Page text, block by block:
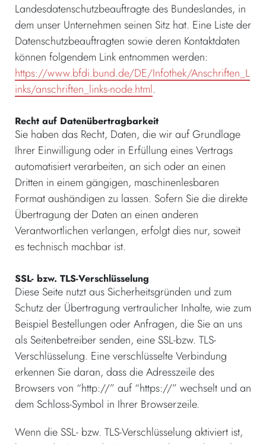
Landesdatenschutzbeauftragte des Bundeslandes, in
dem unser Unternehmen seinen Sitz hat. Eine Liste der
Datenschutzbeauftragten sowie deren Kontaktdaten
können folgendem Link entnommen werden:
https://www.bfdi.bund.de/DE/Infothek/Anschriften_L
inks/anschriften_links-node.html.
Recht auf Datenübertragbarkeit
Sie haben das Recht, Daten, die wir auf Grundlage
Ihrer Einwilligung oder in Erfüllung eines Vertrags
automatisiert verarbeiten, an sich oder an einen
Dritten in einem gängigen, maschinenlesbaren
Format aushändigen zu lassen. Sofern Sie die direkte
Übertragung der Daten an einen anderen
Verantwortlichen verlangen, erfolgt dies nur, soweit
es technisch machbar ist.
SSL- bzw. TLS-Verschlüsselung
Diese Seite nutzt aus Sicherheitsgründen und zum
Schutz der Übertragung vertraulicher Inhalte, wie zum
Beispiel Bestellungen oder Anfragen, die Sie an uns
als Seitenbetreiber senden, eine SSL-bzw. TLS-
Verschlüsselung. Eine verschlüsselte Verbindung
erkennen Sie daran, dass die Adresszeile des
Browsers von “http://” auf “https://” wechselt und an
dem Schloss-Symbol in Ihrer Browserzeile.
Wenn die SSL- bzw. TLS-Verschlüsselung aktiviert ist,